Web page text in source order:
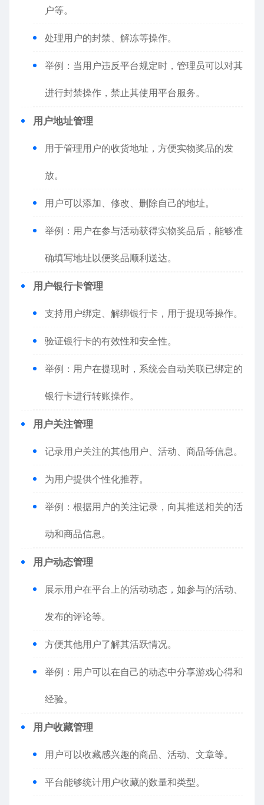
户等。
处理用户的封禁、解冻等操作。
举例：当用户违反平台规定时，管理员可以对其
进行封禁操作，禁止其使用平台服务。
用户地址管理
用于管理用户的收货地址，方便实物奖品的发
放。
用户可以添加、修改、删除自己的地址。
举例：用户在参与活动获得实物奖品后，能够准
确填写地址以便奖品顺利送达。
用户银行卡管理
支持用户绑定、解绑银行卡，用于提现等操作。
验证银行卡的有效性和安全性。
举例：用户在提现时，系统会自动关联已绑定的
银行卡进行转账操作。
用户关注管理
记录用户关注的其他用户、活动、商品等信息。
为用户提供个性化推荐。
举例：根据用户的关注记录，向其推送相关的活
动和商品信息。
用户动态管理
展示用户在平台上的活动动态，如参与的活动、
发布的评论等。
方便其他用户了解其活跃情况。
举例：用户可以在自己的动态中分享游戏心得和
经验。
用户收藏管理
用户可以收藏感兴趣的商品、活动、文章等。
平台能够统计用户收藏的数量和类型。